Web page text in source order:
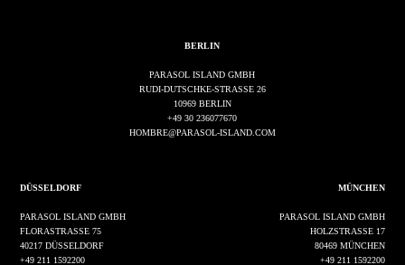
BERLIN
PARASOL ISLAND GMBH
RUDI-DUTSCHKE-STRASSE 26
10969 BERLIN
+49 30 236077670
HOMBRE@PARASOL-ISLAND.COM
DÜSSELDORF
PARASOL ISLAND GMBH
FLORASTRASSE 75
40217 DÜSSELDORF
+49 211 1592200
MÜNCHEN
PARASOL ISLAND GMBH
HOLZSTRASSE 17
80469 MÜNCHEN
+49 211 1592200